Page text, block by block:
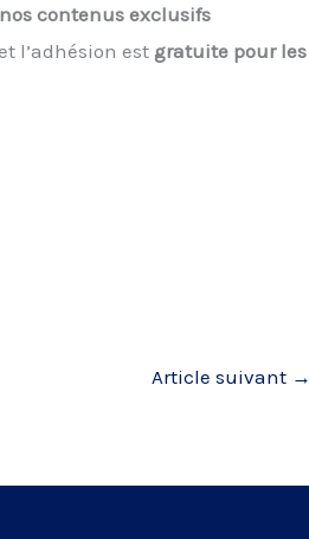
contenus exclusifs
l’adhésion est gratuite pour les
Article suivant →